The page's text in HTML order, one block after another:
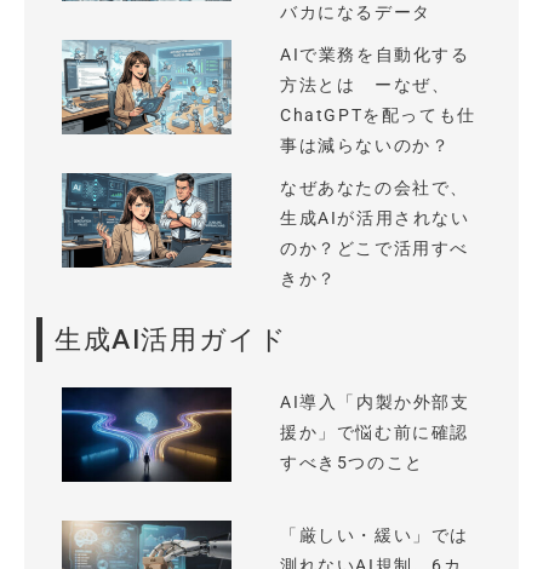
バカになるデータ
AIで業務を自動化する
方法とは ーなぜ、
ChatGPTを配っても仕
事は減らないのか？
なぜあなたの会社で、
生成AIが活用されない
のか？どこで活用すべ
きか？
生成AI活用ガイド
AI導入「内製か外部支
援か」で悩む前に確認
すべき5つのこと
「厳しい・緩い」では